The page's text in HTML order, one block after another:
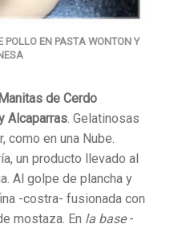
POLLO EN PASTA WONTON Y
Manitas de Cerdo
Alcaparras. Gelatinosas
como en una Nube.
un producto llevado al
. Al golpe de plancha y
-costra- fusionada con
mostaza. En la base-